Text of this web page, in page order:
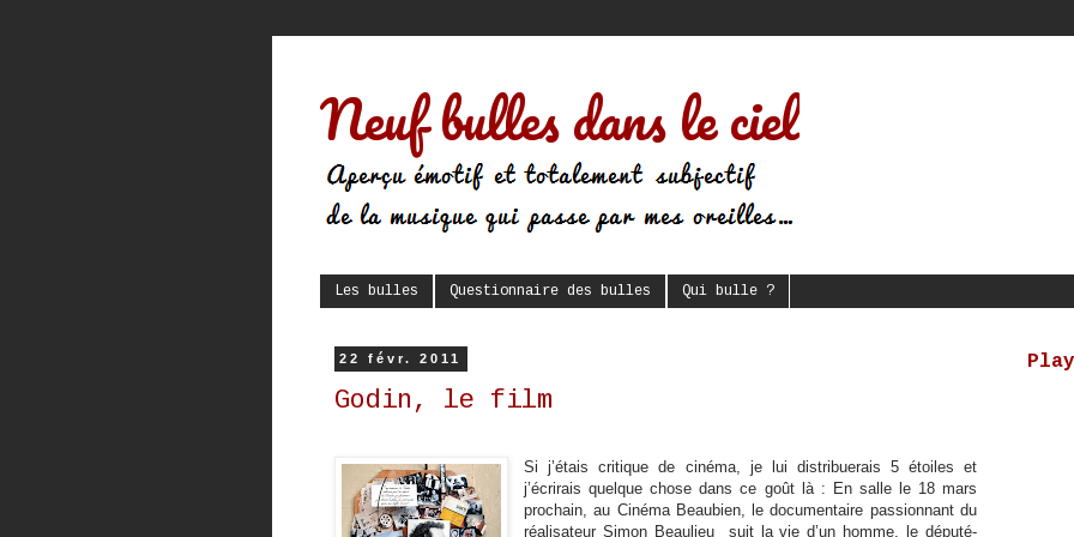
Neuf bulles dans le ciel
Les bulles Questionnaire des bulles Qui bulle ?
22 févr. 2011
Godin, le film
Si j’étais critique de cinéma, je lui distribuerais 5 étoiles et
j’écrirais quelque chose dans ce goût là : En salle le 18 mars
prochain, au Cinéma Beaubien, le documentaire passionnant du
réalisateur Simon Beaulieu suit la vie d’un homme, le député-